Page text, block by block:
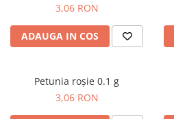
Convolvulus
Crizanteme
Degetul Rosu
Dovlecel Ornamental
Dovleci Ornamentali
3,06 RON
ADAUGA IN COS
Petunia roșie 0.1 g
3,06 RON